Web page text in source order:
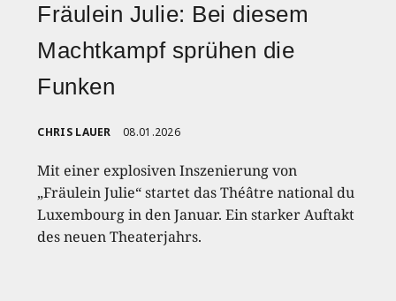
Fräulein Julie: Bei diesem
Machtkampf sprühen die
Funken
CHRIS LAUER 08.01.2026
Mit einer explosiven Inszenierung von
„Fräulein Julie“ startet das Théâtre national du
Luxembourg in den Januar. Ein starker Auftakt
des neuen Theaterjahrs.